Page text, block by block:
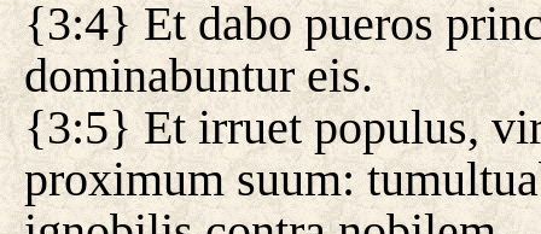
{3:4} Et dabo pueros
dominabuntur eis.
{3:5} Et irruet populus,
proximum suum: